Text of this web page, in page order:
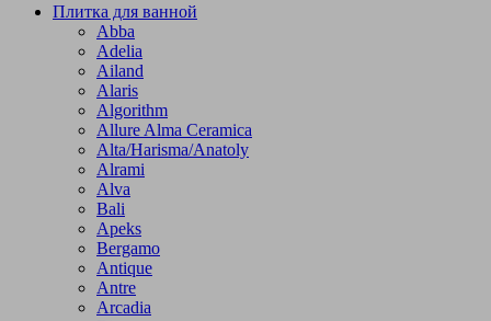
Плитка для ванной
Abba
Adelia
Ailand
Alaris
Algorithm
Allure Alma Ceramica
Alta/Harisma/Anatoly
Alrami
Alva
Bali
Apeks
Bergamo
Antique
Antre
Arcadia